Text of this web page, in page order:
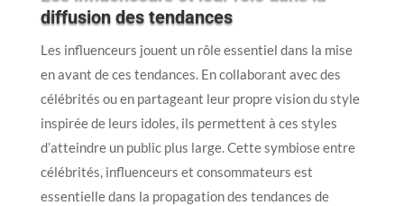
diffusion des tendances
Les influenceurs jouent un rôle essentiel dans la mise
en avant de ces tendances. En collaborant avec des
célébrités ou en partageant leur propre vision du style
inspirée de leurs idoles, ils permettent à ces styles
d’atteindre un public plus large. Cette symbiose entre
célébrités, influenceurs et consommateurs est
essentielle dans la propagation des tendances de